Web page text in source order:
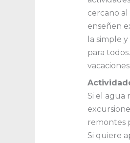
cercano
enseñen
la simple
para
vacaciones.
Si el agua
remontes
Si quiere